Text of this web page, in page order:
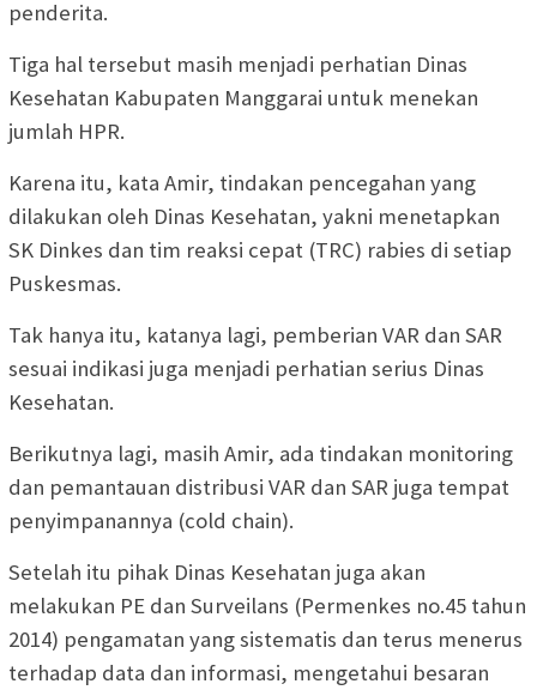
penderita.
Tiga hal tersebut masih menjadi perhatian Dinas
Kesehatan Kabupaten Manggarai untuk menekan
jumlah HPR.
Karena itu, kata Amir, tindakan pencegahan yang
dilakukan oleh Dinas Kesehatan, yakni menetapkan
SK Dinkes dan tim reaksi cepat (TRC) rabies di setiap
Puskesmas.
Tak hanya itu, katanya lagi, pemberian VAR dan SAR
sesuai indikasi juga menjadi perhatian serius Dinas
Kesehatan.
Berikutnya lagi, masih Amir, ada tindakan monitoring
dan pemantauan distribusi VAR dan SAR juga tempat
penyimpanannya (cold chain).
Setelah itu pihak Dinas Kesehatan juga akan
melakukan PE dan Surveilans (Permenkes no.45 tahun
2014) pengamatan yang sistematis dan terus menerus
terhadap data dan informasi, mengetahui besaran